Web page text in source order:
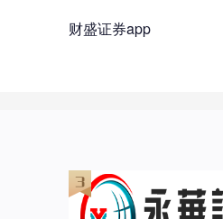
财盛证券app